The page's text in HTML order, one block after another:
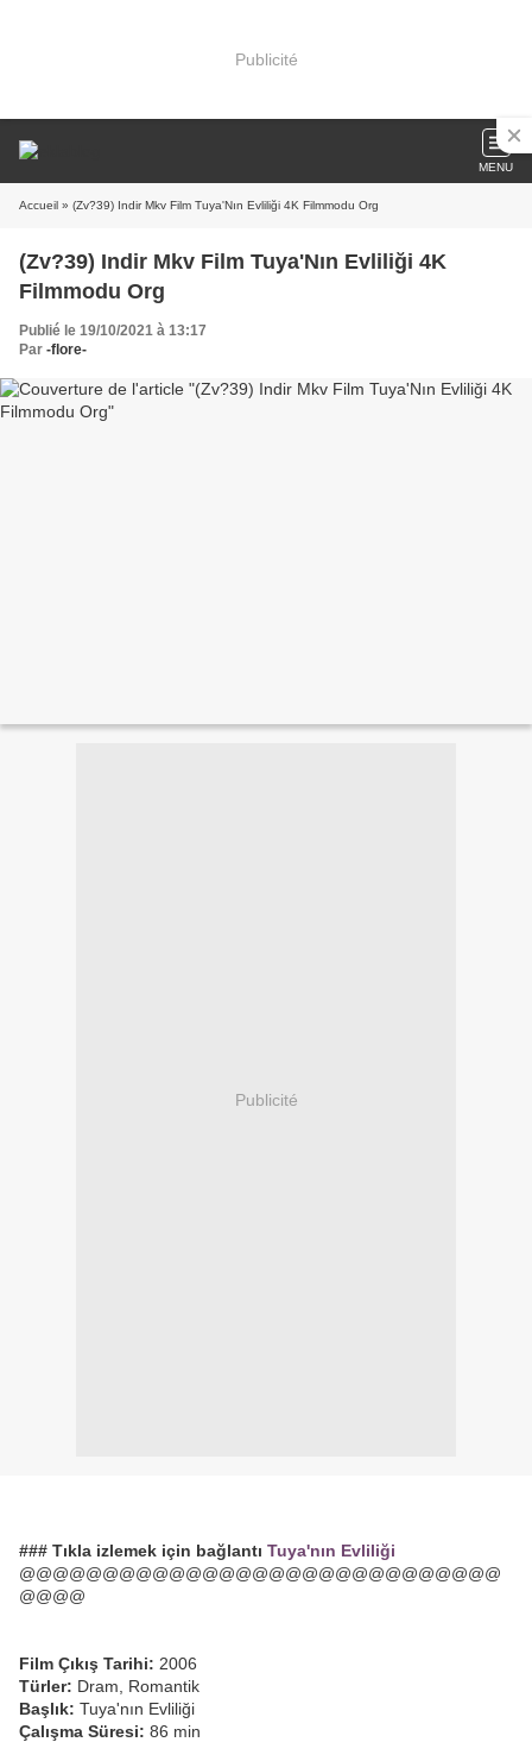
Publicité
MENU
Accueil » (Zv?39) Indir Mkv Film Tuya'Nın Evliliği 4K Filmmodu Org
(Zv?39) Indir Mkv Film Tuya'Nın Evliliği 4K
Filmmodu Org
Publié le 19/10/2021 à 13:17
Par -flore-
Publicité
### Tıkla izlemek için bağlantı Tuya'nın Evliliği
@@@@@@@@@@@@@@@@@@@@@@@@@@@@@
@@@@
Film Çıkış Tarihi: 2006
Türler: Dram, Romantik
Başlık: Tuya'nın Evliliği
Çalışma Süresi: 86 min